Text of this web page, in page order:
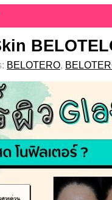
BELOTERO,